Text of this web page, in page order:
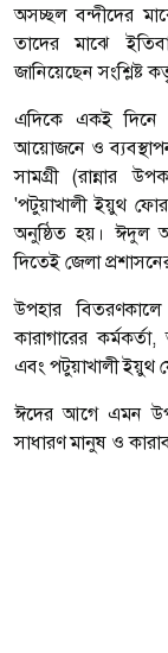
অসচ্ছল বন্দীদের
তাদের মাঝে
জানিয়েছেন সংশ্লিষ্ট
এদিকে একই দিনে
আয়োজনে ও
সামগ্রী (রান্নার
'পটুয়াখালী ইয়ুথ
অনুষ্ঠিত হয়। ঈদুল
দিতেই জেলা
উপহার
কারাগারের
এবং পটুয়াখালী ইয়ুথ
ঈদের আগে এমন
সাধারণ মানুষ ও